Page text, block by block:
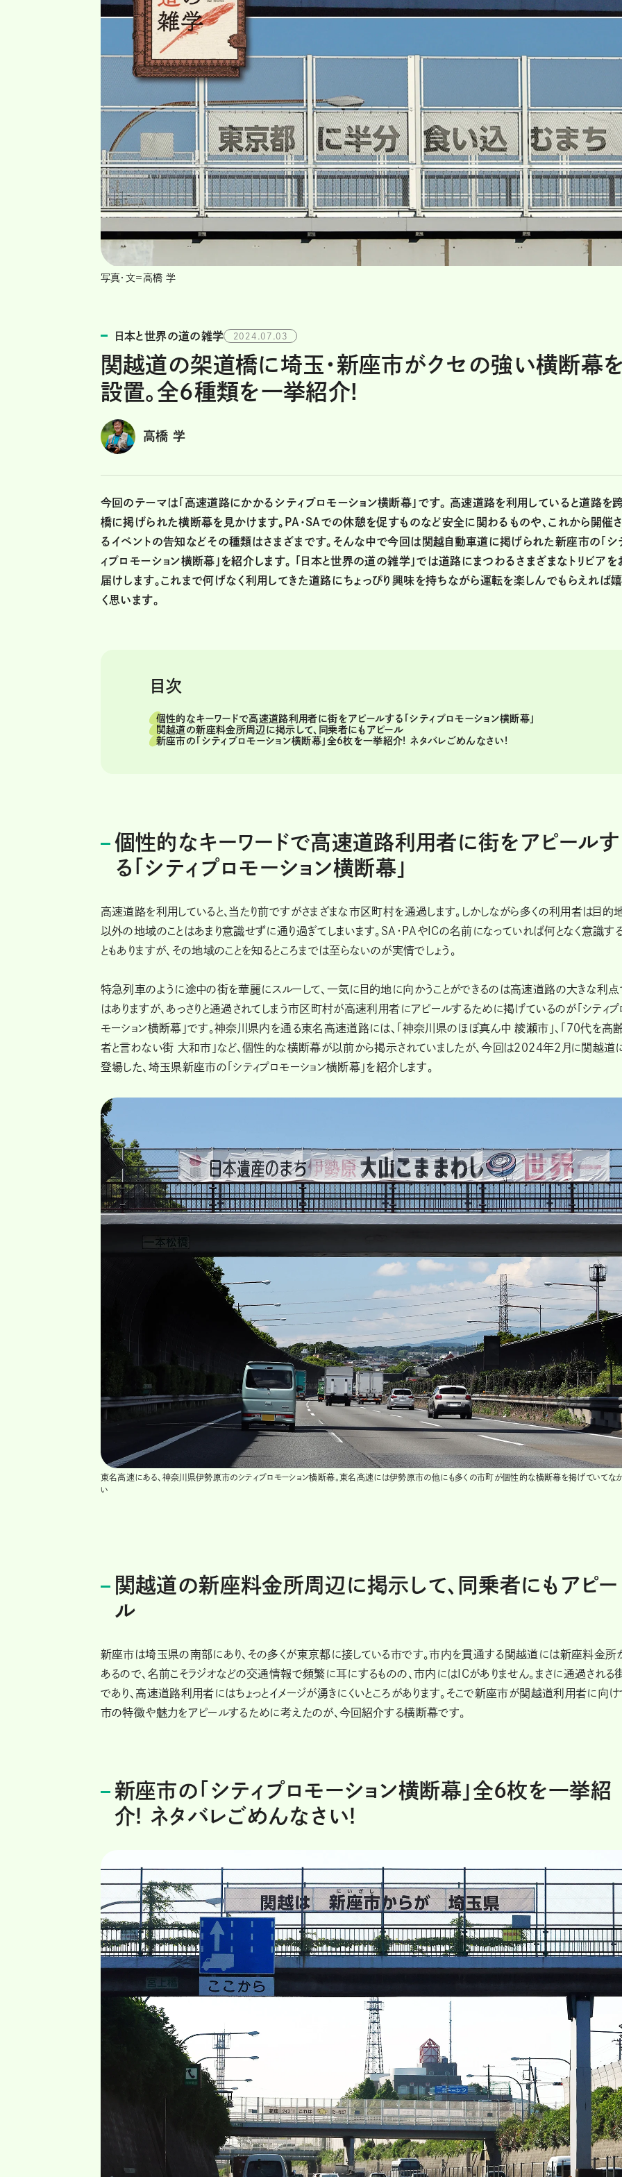
写真・文＝高橋 学
日本と世界の道の雑学 2024.07.03
関越道の架道橋に埼玉・新座市がクセの強い横断幕
設置。全6種類を一挙紹介!
高橋 学
今回のテーマは「高速道路にかかるシティプロモーション横断幕」です。 高速道路を利用していると道路を
橋に掲げられた横断幕を見かけます。PA・SAでの休憩を促すものなど安全に関わるものや、これから開催
るイベントの告知などその種類はさまざまです。そんな中で今回は関越自動車道に掲げられた新座市の「シ
ィプロモーション横断幕」を紹介します。 「日本と世界の道の雑学」では道路にまつわるさまざまなトリビアを
届けします。これまで何げなく利用してきた道路にちょっぴり興味を持ちながら運転を楽しんでもらえれば
く思います。
目次
個性的なキーワードで高速道路利用者に街をアピールする「シティプロモーション横断幕」
関越道の新座料金所周辺に掲示して、同乗者にもアピール
新座市の「シティプロモーション横断幕」全6枚を一挙紹介! ネタバレごめんなさい!
個性的なキーワードで高速道路利用者に街をアピールす
る「シティプロモーション横断幕」
高速道路を利用していると、当たり前ですがさまざまな市区町村を通過します。しかしながら多くの利用者は目的
以外の地域のことはあまり意識せずに通り過ぎてしまいます。SA・PAやICの名前になっていれば何となく意識す
ともありますが、その地域のことを知るところまでは至らないのが実情でしょう。
特急列車のように途中の街を華麗にスルーして、一気に目的地に向かうことができるのは高速道路の大きな利点
はありますが、あっさりと通過されてしまう市区町村が高速利用者にアピールするために掲げているのが「シティプ
モーション横断幕」です。神奈川県内を通る東名高速道路には、「神奈川県のほぼ真ん中 綾瀬市」、「70代を高
者と言わない街 大和市」など、個性的な横断幕が以前から掲示されていましたが、今回は2024年2月に関越道
登場した、埼玉県新座市の「シティプロモーション横断幕」を紹介します。
東名高速にある、神奈川県伊勢原市のシティプロモーション横断幕。東名高速には伊勢原市の他にも多くの市町が個性的な横断幕を掲げていてな
い
関越道の新座料金所周辺に掲示して、同乗者にもアピー
ル
新座市は埼玉県の南部にあり、その多くが東京都に接している市です。市内を貫通する関越道には新座料金所
あるので、名前こそラジオなどの交通情報で頻繁に耳にするものの、市内にはICがありません。まさに通過される
であり、高速道路利用者にはちょっとイメージが湧きにくいところがあります。そこで新座市が関越道利用者に向け
市の特徴や魅力をアピールするために考えたのが、今回紹介する横断幕です。
新座市の「シティプロモーション横断幕」全6枚を一挙紹
介! ネタバレごめんなさい!